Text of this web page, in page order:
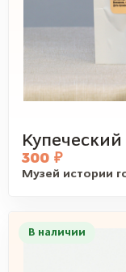
300 ₽
Музей истории
В наличии